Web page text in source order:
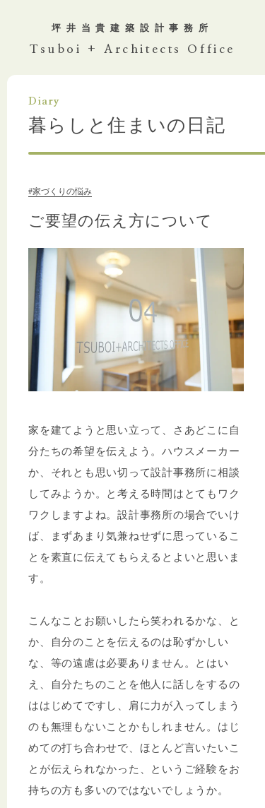
坪井当貴建築設計事務所
Tsuboi + Architects Office
Diary
暮らしと住まいの日記
#家づくりの悩み
ご要望の伝え方について
家を建てようと思い立って、さあどこに自
分たちの希望を伝えよう。ハウスメーカー
か、それとも思い切って設計事務所に相談
してみようか。と考える時間はとてもワク
ワクしますよね。設計事務所の場合でいけ
ば、まずあまり気兼ねせずに思っているこ
とを素直に伝えてもらえるとよいと思いま
す。
こんなことお願いしたら笑われるかな、と
か、自分のことを伝えるのは恥ずかしい
な、等の遠慮は必要ありません。とはい
え、自分たちのことを他人に話しをするの
ははじめてですし、肩に力が入ってしまう
のも無理もないことかもしれません。はじ
めての打ち合わせで、ほとんど言いたいこ
とが伝えられなかった、というご経験をお
持ちの方も多いのではないでしょうか。